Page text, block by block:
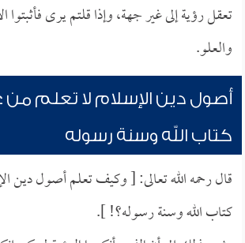
تعقل رؤية إلى غير جهة، وإذا قلتم يرى فأثبتوا
والعلو.
أصول دين الإسلام لا تعلم من
كتاب الله وسنة رسوله
قال رحمه الله تعالى: [ وكيف تعلم أصول دين
كتاب الله وسنة رسوله؟! ].